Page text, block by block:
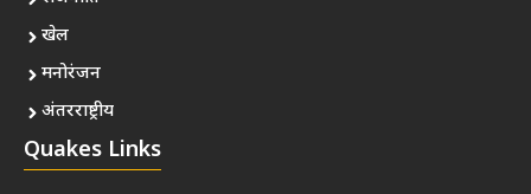
खेल
मनोरंजन
अंतरराष्ट्रीय
Quakes Links